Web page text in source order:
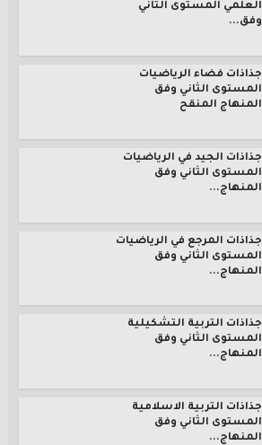
العلمي المستوى الثاني
وفق...
جذاذات فضاء الرياضيات
المستوى الثاني وفق
المنهاج المنقح
جذاذات الجيد في الرياضيات
المستوى الثاني وفق
المنهاج...
جذاذات المرجع في الرياضيات
المستوى الثاني وفق
المنهاج...
جذاذات التربية التشكيلية
المستوى الثاني وفق
المنهاج...
جذاذات التربية الاسلامية
المستوى الثاني وفق
المنهاج...